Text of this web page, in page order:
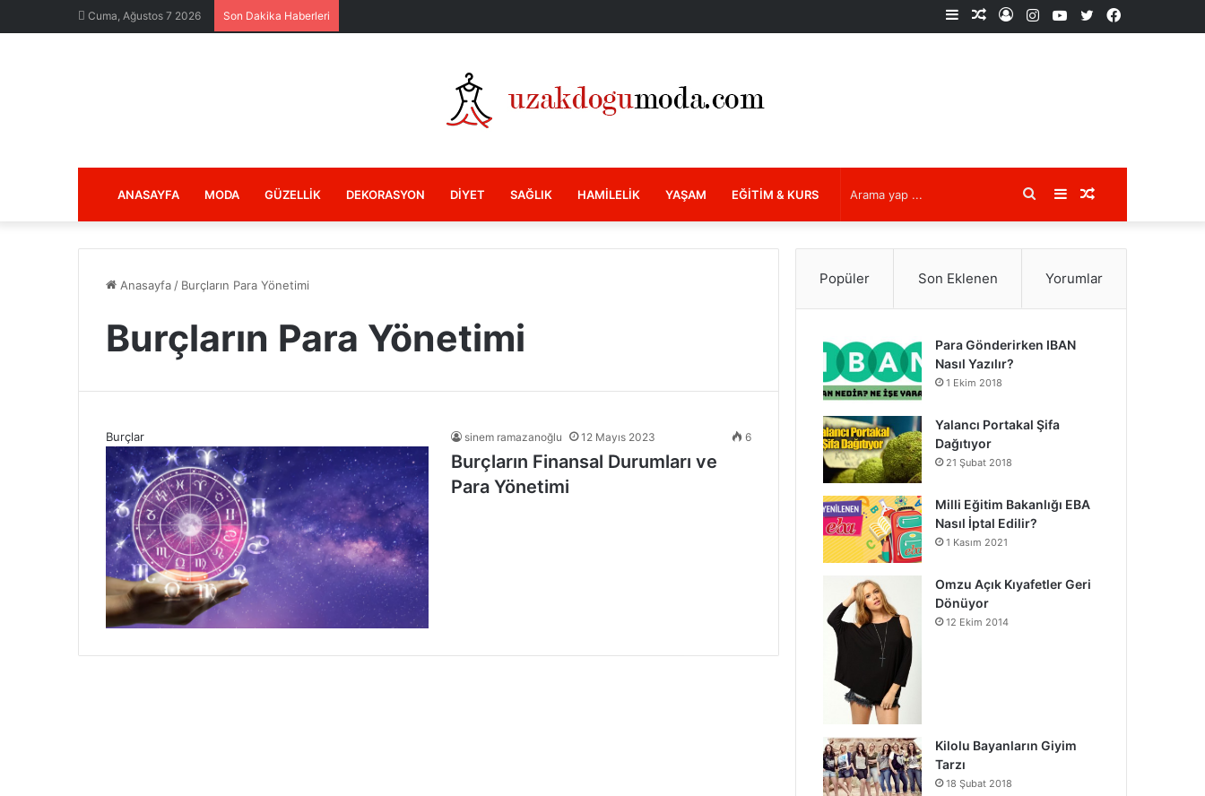
Cuma, Ağustos 7 2026 Son Dakika Haberleri Facebook
X
YouTube
Instagram
Kayıt
Rastgele
Kenar
ANASAYFA MODA GÜZELLIK DEKORASYON DIYET SAĞLIK HAMILELIK YAŞAM EĞITIM & KURS Rastgele
Makale
Kenar
Bölmesi
Arama
yap
Anasayfa / Burçların Para Yönetimi
Burçların Para Yönetimi
Burçlar sinem ramazanoğlu 12 Mayıs 2023 6
Burçların Finansal Durumları ve
Para Yönetimi
Popüler Son Eklenen Yorumlar
Para Gönderirken IBAN
Nasıl Yazılır?
1 Ekim 2018
Yalancı Portakal Şifa
Dağıtıyor
21 Şubat 2018
Milli Eğitim Bakanlığı EBA
Nasıl İptal Edilir?
1 Kasım 2021
Omzu Açık Kıyafetler Geri
Dönüyor
12 Ekim 2014
Kilolu Bayanların Giyim
Tarzı
18 Şubat 2018